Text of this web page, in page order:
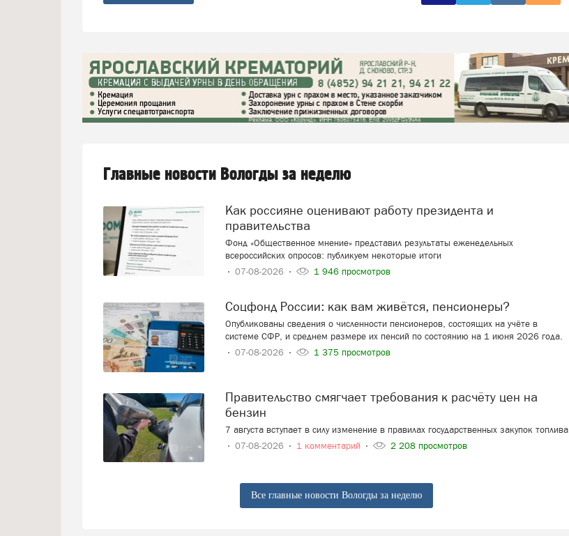
Главные новости Вологды за неделю
Как россияне оценивают работу президента и
правительства
Фонд «Общественное мнение» представил результаты еженедельных
всероссийских опросов: публикуем некоторые итоги
07-08-2026
1 946 просмотров
Соцфонд России: как вам живётся, пенсионеры?
Опубликованы сведения о численности пенсионеров, состоящих на учёте в
системе СФР, и среднем размере их пенсий по состоянию на 1 июня 2026 года.
07-08-2026
1 375 просмотров
Правительство смягчает требования к расчёту цен на
бензин
7 августа вступает в силу изменение в правилах государственных закупок топлива
07-08-2026
1 комментарий 2 208 просмотров
Все главные новости Вологды за неделю